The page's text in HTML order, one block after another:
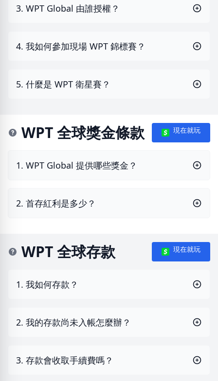
3. WPT Global 由誰授權？
4. 我如何參加現場 WPT 錦標賽？
5. 什麼是 WPT 衛星賽？
WPT 全球獎金條款 現在就玩
1. WPT Global 提供哪些獎金？
2. 首存紅利是多少？
WPT 全球存款 現在就玩
1. 我如何存款？
2. 我的存款尚未入帳怎麼辦？
3. 存款會收取手續費嗎？